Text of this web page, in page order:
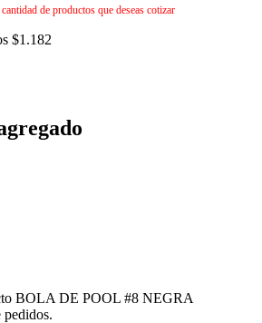
de productos que deseas cotizar
$1.182
BOLA DE POOL #8 NEGRA